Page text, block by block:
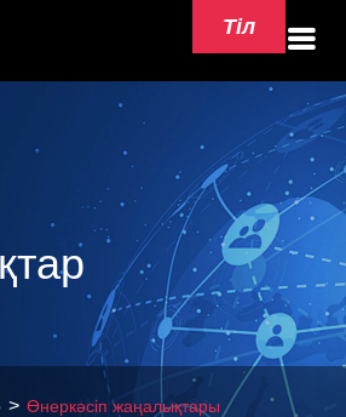
Тіл
Өнеркәсіп жаңалықтары